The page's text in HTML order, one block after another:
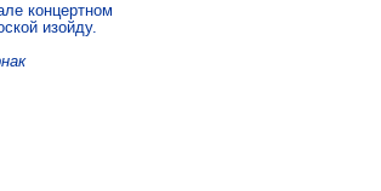
концертном
изойду.